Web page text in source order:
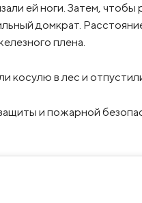
ей ноги. Затем, чтобы
домкрат.
плена.
косулю в лес и
и пожарной